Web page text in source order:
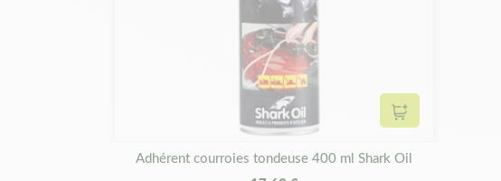
Ajouter au panier
Adhérent courroies tondeuse 400 ml Shark Oil